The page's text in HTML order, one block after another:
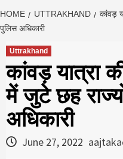
HOME UTTRAKHAND
कांवड़
पुलिस अधिकारी
Uttrakhand
कांवड़ यात्रा
में जुटे छह
अधिकारी
June 27, 2022